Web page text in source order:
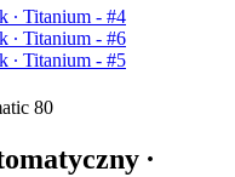
80
∙